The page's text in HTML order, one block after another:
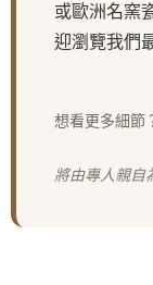
或歐洲名窯
迎瀏覽我們
想看更多細節
將由專人親自